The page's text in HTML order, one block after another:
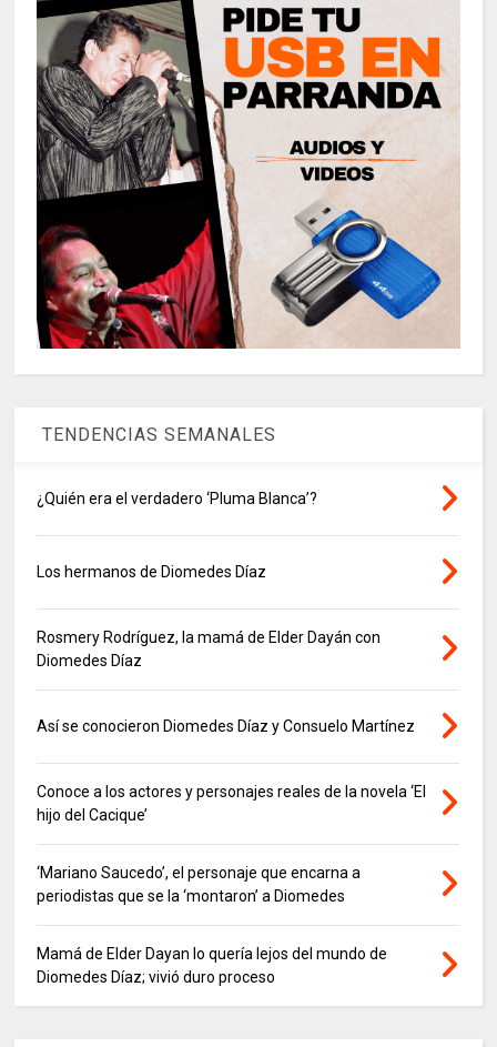
TENDENCIAS SEMANALES
¿Quién era el verdadero ‘Pluma Blanca’?
Los hermanos de Diomedes Díaz
Rosmery Rodríguez, la mamá de Elder Dayán con
Diomedes Díaz
Así se conocieron Diomedes Díaz y Consuelo Martínez
Conoce a los actores y personajes reales de la novela ‘El
hijo del Cacique’
‘Mariano Saucedo’, el personaje que encarna a
periodistas que se la ‘montaron’ a Diomedes
Mamá de Elder Dayan lo quería lejos del mundo de
Diomedes Díaz; vivió duro proceso